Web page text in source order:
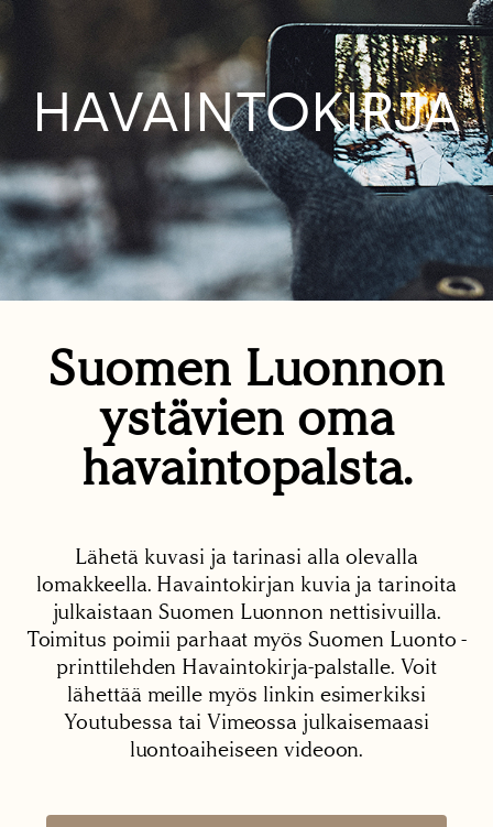
HAVAINTOKIRJA
Suomen Luonnon
ystävien oma
havaintopalsta.
Lähetä kuvasi ja tarinasi alla olevalla
lomakkeella. Havaintokirjan kuvia ja tarinoita
julkaistaan Suomen Luonnon nettisivuilla.
Toimitus poimii parhaat myös Suomen Luonto -
printtilehden Havaintokirja-palstalle. Voit
lähettää meille myös linkin esimerkiksi
Youtubessa tai Vimeossa julkaisemaasi
luontoaiheiseen videoon.